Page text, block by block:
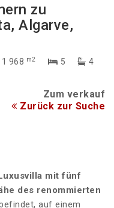
zu
Algarve,
1 968 m2 5 4
Zum verkauf
Zurück zur Suche
mit fünf
des renommierten
auf einem